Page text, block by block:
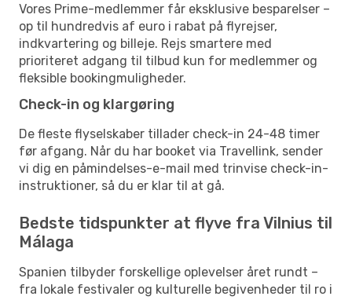
Vores Prime-medlemmer får eksklusive besparelser –
op til hundredvis af euro i rabat på flyrejser,
indkvartering og billeje. Rejs smartere med
prioriteret adgang til tilbud kun for medlemmer og
fleksible bookingmuligheder.
Check-in og klargøring
De fleste flyselskaber tillader check-in 24-48 timer
før afgang. Når du har booket via Travellink, sender
vi dig en påmindelses-e-mail med trinvise check-in-
instruktioner, så du er klar til at gå.
Bedste tidspunkter at flyve fra Vilnius til
Málaga
Spanien tilbyder forskellige oplevelser året rundt –
fra lokale festivaler og kulturelle begivenheder til ro i